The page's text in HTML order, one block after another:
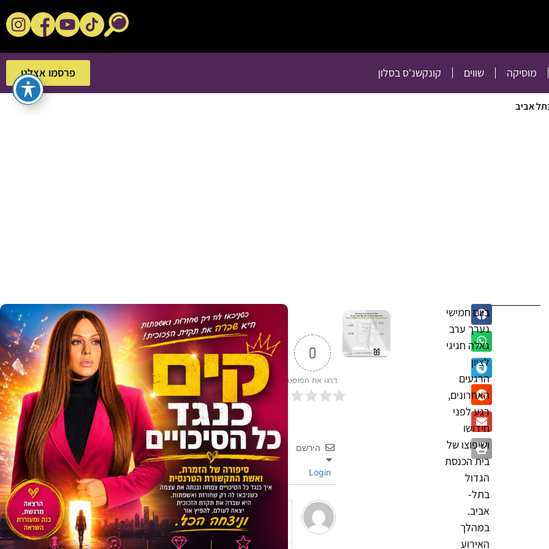
מוסיקה שווים קונקשנ'ס בסלון פרסמו אצלנו
פרסמו אצלנו
אביב
ביום חמישי
נערך ערב
גאלה חגיגי
לציון
הרגעים
האחרונים,
רגע לפני
חידושו
ושיפוצו של
בית הכנסת
הגדול
בתל-
אביב.
במהלך
האירוע
0
דרגו את הפוסט
הירשם